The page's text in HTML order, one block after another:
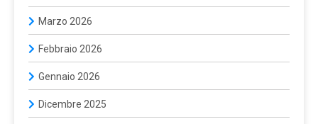
Marzo 2026
Febbraio 2026
Gennaio 2026
Dicembre 2025